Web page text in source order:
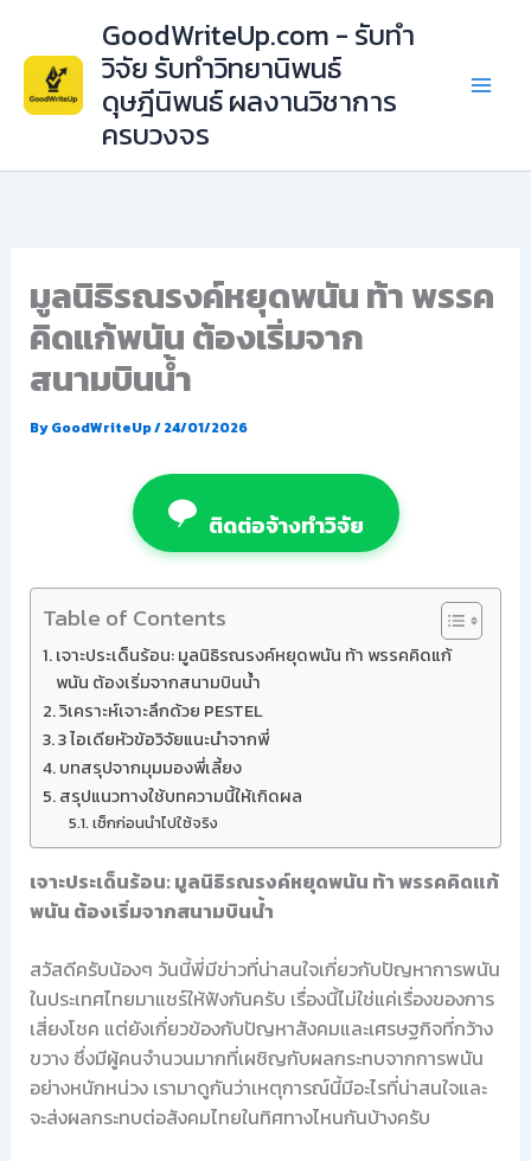
content
GoodWriteUp.com - รับทำ
วิจัย รับทำวิทยานิพนธ์
ดุษฎีนิพนธ์ ผลงานวิชาการ
ครบวงจร
มูลนิธิรณรงค์หยุดพนัน ท้า พรรค
คิดแก้พนัน ต้องเริ่มจาก
สนามบินน้ำ
ByGoodWriteUp/24/01/2026
ติดต่อจ้างทำวิจัย
Table of Contents
เจาะประเด็นร้อน: มูลนิธิรณรงค์หยุดพนัน ท้า พรรคคิดแก้
พนัน ต้องเริ่มจากสนามบินน้ำ
วิเคราะห์เจาะลึกด้วย PESTEL
3 ไอเดียหัวข้อวิจัยแนะนำจากพี่
บทสรุปจากมุมมองพี่เลี้ยง
สรุปแนวทางใช้บทความนี้ให้เกิดผล
เช็กก่อนนำไปใช้จริง
เจาะประเด็นร้อน: มูลนิธิรณรงค์หยุดพนัน ท้า พรรคคิดแก้
พนัน ต้องเริ่มจากสนามบินน้ำ
สวัสดีครับน้องๆ วันนี้พี่มีข่าวที่น่าสนใจเกี่ยวกับปัญหาการพนัน
ในประเทศไทยมาแชร์ให้ฟังกันครับ เรื่องนี้ไม่ใช่แค่เรื่องของการ
เสี่ยงโชค แต่ยังเกี่ยวข้องกับปัญหาสังคมและเศรษฐกิจที่กว้าง
ขวาง ซึ่งมีผู้คนจำนวนมากที่เผชิญกับผลกระทบจากการพนัน
อย่างหนักหน่วง เรามาดูกันว่าเหตุการณ์นี้มีอะไรที่น่าสนใจและ
จะส่งผลกระทบต่อสังคมไทยในทิศทางไหนกันบ้างครับ